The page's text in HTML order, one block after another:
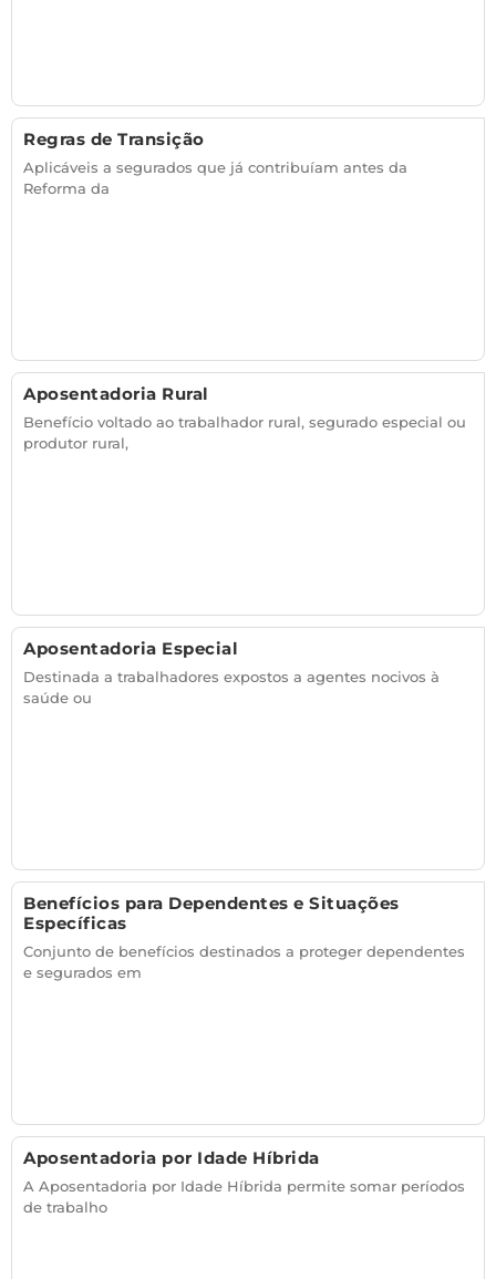
Regras de Transição
Aplicáveis a segurados que já contribuíam antes da
Reforma da
Aposentadoria Rural
Benefício voltado ao trabalhador rural, segurado especial ou
produtor rural,
Aposentadoria Especial
Destinada a trabalhadores expostos a agentes nocivos à
saúde ou
Benefícios para Dependentes e Situações
Específicas
Conjunto de benefícios destinados a proteger dependentes
e segurados em
Aposentadoria por Idade Híbrida
A Aposentadoria por Idade Híbrida permite somar períodos
de trabalho